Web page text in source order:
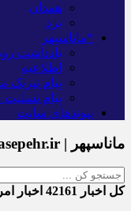
همدان
یزد
*ماناسپهر
یادداشت روز
اطلاعیه
پیام تبریک
پیام تسلیت
پیوندهای سایت
ماناسپهر | manasepehr.ir
کل اخبار اخبار